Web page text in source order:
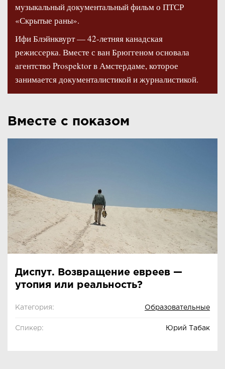
музыкальный документальный фильм о ПТСР
«Скрытые раны».
Ифи Блэйнквурт — 42-летняя канадская
режиссерка. Вместе с ван Брюггеном основала
агентство Prospektor в Амстердаме, которое
занимается документалистикой и журналистикой.
Вместе с показом
Диспут. Возвращение евреев —
утопия или реальность?
Категория: Образовательные
Спикер: Юрий Табак